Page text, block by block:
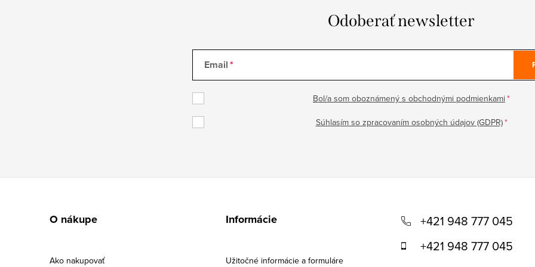
Odoberať newsletter
Email
Bol/a som oboznámený s obchodnými podmienkami
Súhlasím so zpracovaním osobných údajov (GDPR)
O nákupe
Ako nakupovať
Informácie
Užitočné informácie a formuláre
+421 948 777 045
+421 948 777 045